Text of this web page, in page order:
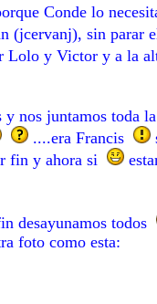
Conde lo
(jcervanj), sin parar
y Victor y a la
nos juntamos toda
....era Francis
fin y ahora si
desayunamos todos
foto como esta: